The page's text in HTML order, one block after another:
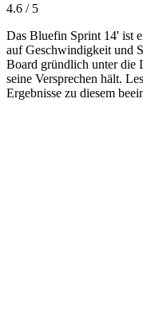
4.6 / 5
Das Bluefin Sprint 14' ist
auf Geschwindigkeit und
Board gründlich unter die
seine Versprechen hält.
Ergebnisse zu diesem